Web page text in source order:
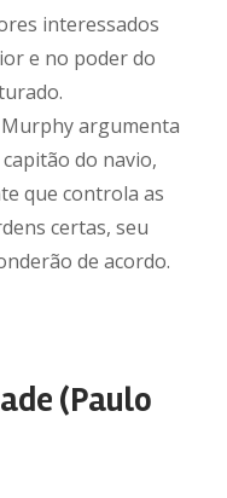
interessados
e no poder do
Murphy argumenta
do navio,
que controla as
certas, seu
de acordo.
(Paulo